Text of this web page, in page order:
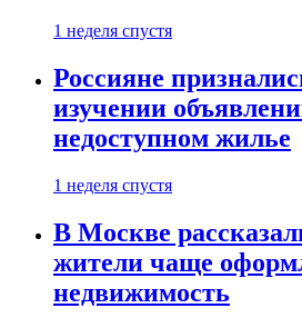
1 неделя спустя
Россияне
изучении
недоступном жилье
1 неделя спустя
В Москве
жители чаще
недвижимость